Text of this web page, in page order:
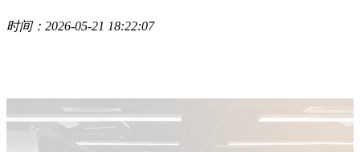
时间：2026-05-21 18:22:07